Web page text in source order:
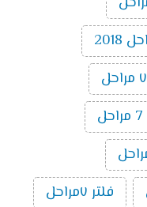
فلتر ٧مراحل